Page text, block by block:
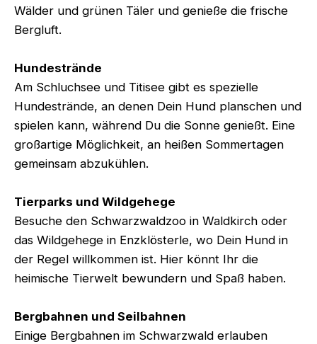
Wälder und grünen Täler und genieße die frische
Bergluft.
Hundestrände
Am Schluchsee und Titisee gibt es spezielle
Hundestrände, an denen Dein Hund planschen und
spielen kann, während Du die Sonne genießt. Eine
großartige Möglichkeit, an heißen Sommertagen
gemeinsam abzukühlen.
Tierparks und Wildgehege
Besuche den Schwarzwaldzoo in Waldkirch oder
das Wildgehege in Enzklösterle, wo Dein Hund in
der Regel willkommen ist. Hier könnt Ihr die
heimische Tierwelt bewundern und Spaß haben.
Bergbahnen und Seilbahnen
Einige Bergbahnen im Schwarzwald erlauben